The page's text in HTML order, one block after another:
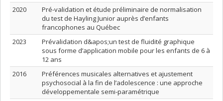
2020
Pré-validation et étude préliminaire de normalisation
du test de Hayling Junior auprès d’enfants
francophones au Québec
2023
Prévalidation d&apos;un test de fluidité graphique
sous forme d’application mobile pour les enfants de 6 à
12 ans
2016
Préférences musicales alternatives et ajustement
psychosocial à la fin de l’adolescence : une approche
développementale semi-paramétrique